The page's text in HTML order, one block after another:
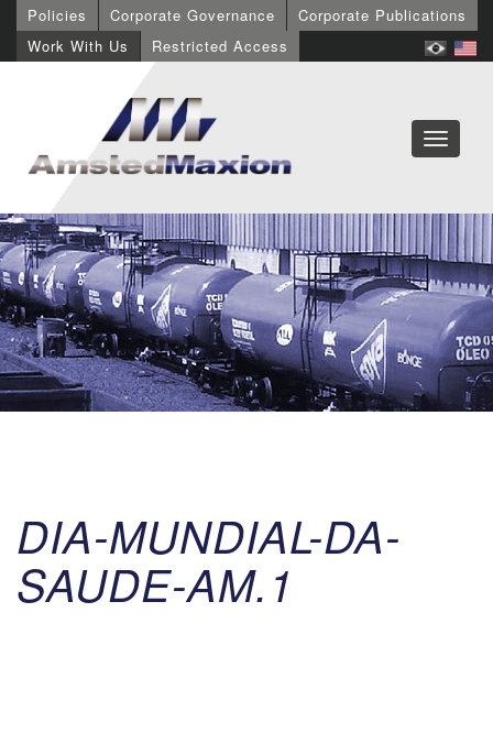
Policies Corporate Governance
Corporate Publications
Work With Us
Restricted Access
DIA-MUNDIAL-DA-
SAUDE-AM.1